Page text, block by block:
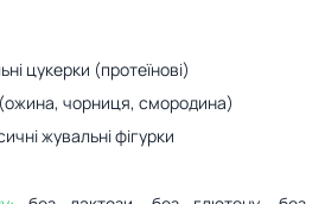
цукерки (протеїнові)
(ожина, чорниця, смородина)
жувальні фігурки